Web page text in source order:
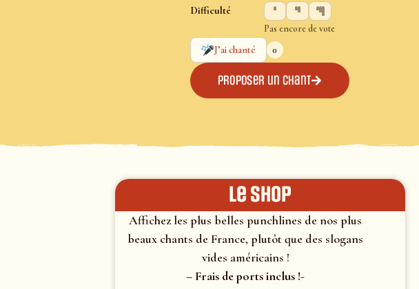
Difficulté
Pas encore de vote
J’ai chanté
0
Proposer un chant
le shop
Affichez les plus belles punchlines de nos plus
beaux chants de France, plutôt que des slogans
vides américains !
– Frais de ports inclus !-